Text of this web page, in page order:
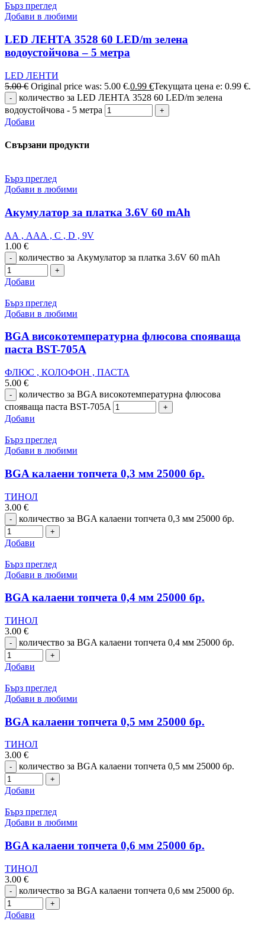
Бърз преглед
Добави в любими
LED ЛЕНТА 3528 60 LED/m зелена
водоустойчова – 5 метра
LED ЛЕНТИ
5.00€ Original price was: 5.00 €.0.99 €Текущата цена е: 0.99 €.
количество за LED ЛЕНТА 3528 60 LED/m зелена
водоустойчова - 5 метра
Добави
Свързани продукти
Бърз преглед
Добави в любими
Aкумулатор за платка 3.6V 60 mAh
АА , ААА , C , D , 9V
1.00 €
количество за Aкумулатор за платка 3.6V 60 mAh
Добави
Бърз преглед
Добави в любими
BGA високотемпературна флюсова спояваща
паста BST-705A
ФЛЮС , КОЛОФОН , ПАСТА
5.00 €
количество за BGA високотемпературна флюсова
спояваща паста BST-705A
Добави
Бърз преглед
Добави в любими
BGA калаени топчета 0,3 мм 25000 бр.
ТИНОЛ
3.00 €
количество за BGA калаени топчета 0,3 мм 25000 бр.
Добави
Бърз преглед
Добави в любими
BGA калаени топчета 0,4 мм 25000 бр.
ТИНОЛ
3.00 €
количество за BGA калаени топчета 0,4 мм 25000 бр.
Добави
Бърз преглед
Добави в любими
BGA калаени топчета 0,5 мм 25000 бр.
ТИНОЛ
3.00 €
количество за BGA калаени топчета 0,5 мм 25000 бр.
Добави
Бърз преглед
Добави в любими
BGA калаени топчета 0,6 мм 25000 бр.
ТИНОЛ
3.00 €
количество за BGA калаени топчета 0,6 мм 25000 бр.
Добави